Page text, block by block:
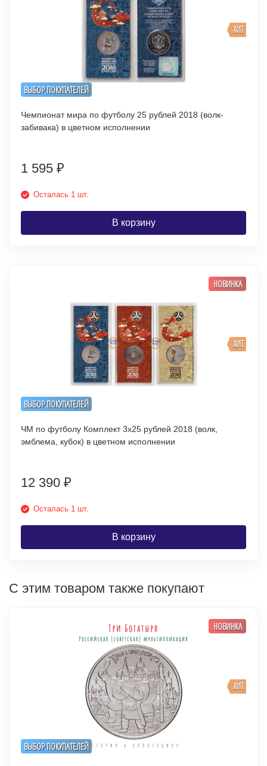
ВЫБОР ПОКУПАТЕЛЕЙ
ХИТ
Чемпионат мира по футболу 25 рублей 2018 (волк-
забивака) в цветном исполнении
1 595 ₽
Осталась 1 шт.
В корзину
ВЫБОР ПОКУПАТЕЛЕЙ
ХИТ
НОВИНКА
ЧМ по футболу Комплект 3х25 рублей 2018 (волк,
эмблема, кубок) в цветном исполнении
12 390 ₽
Осталась 1 шт.
В корзину
С этим товаром также покупают
ВЫБОР ПОКУПАТЕЛЕЙ
ХИТ
НОВИНКА